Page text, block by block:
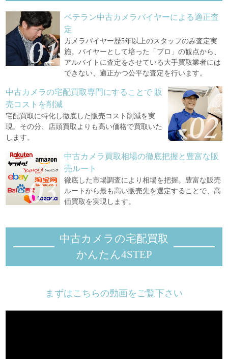
ベテラン中古カメラバイヤーによる適正査
定
カメラバイヤー歴5年以上のスタッフのみ査定実
施。バイヤーとして培った「プロ」の観点から、
アルバイトに査定をさせている大手買取業者には
できない、適正かつ公平な査定を行います。
中古カメラの宅配買取専門にすることで 販
売コストを削減
宅配買取に特化し徹底した販売コスト削減を実
現。その分、店頭買取よりも高い価格で買取いた
します。
中古カメラ買取相場の徹底把握と豊富な販
売ルート
徹底した市場調査により相場を把握。豊富な販売
ルートから最も高い販売先を選定することで、高
価買取を実現します。
中古カメラの宅配買取
かんたん4STEP
まずはこちらの動画をご覧下さい